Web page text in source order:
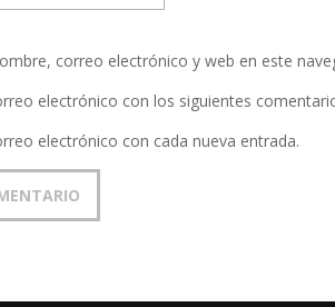
correo electrónico y web en este
electrónico con los siguientes
electrónico con cada nueva entrada.